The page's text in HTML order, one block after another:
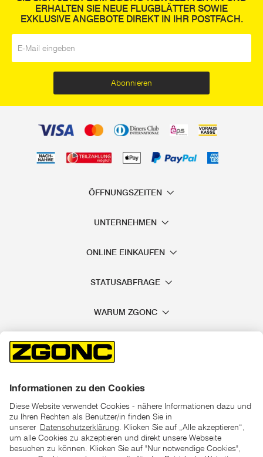
ERHALTEN SIE NEUE FLUGBLÄTTER SOWIE
EXKLUSIVE ANGEBOTE DIREKT IN IHR POSTFACH.
Abonnieren
ÖFFNUNGSZEITEN
UNTERNEHMEN
ONLINE EINKAUFEN
STATUSABFRAGE
WARUM ZGONC
*der "statt"-Preis ist der niedrigste von uns in den letzten 30